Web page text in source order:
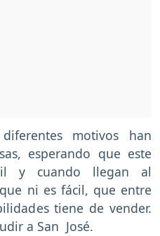
motivos han
esperando que este
y cuando llegan al
ni es fácil, que entre
tiene de vender.
a San José.